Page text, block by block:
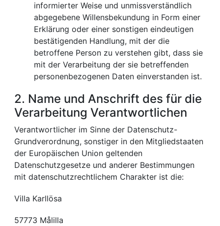
informierter Weise und unmissverständlich
abgegebene Willensbekundung in Form einer
Erklärung oder einer sonstigen eindeutigen
bestätigenden Handlung, mit der die
betroffene Person zu verstehen gibt, dass sie
mit der Verarbeitung der sie betreffenden
personenbezogenen Daten einverstanden ist.
2. Name und Anschrift des für die
Verarbeitung Verantwortlichen
Verantwortlicher im Sinne der Datenschutz-
Grundverordnung, sonstiger in den Mitgliedstaaten
der Europäischen Union geltenden
Datenschutzgesetze und anderer Bestimmungen
mit datenschutzrechtlichem Charakter ist die:
Villa Karllösa
57773 Målilla